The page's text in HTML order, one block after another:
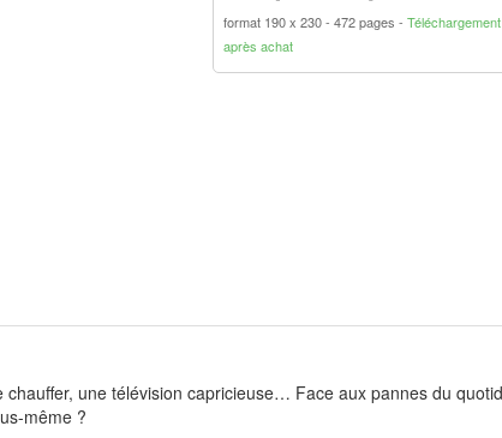
format 190 x 230 472 pages
Téléchargement
après achat
une télévision capricieuse… Face aux pannes du
même ?